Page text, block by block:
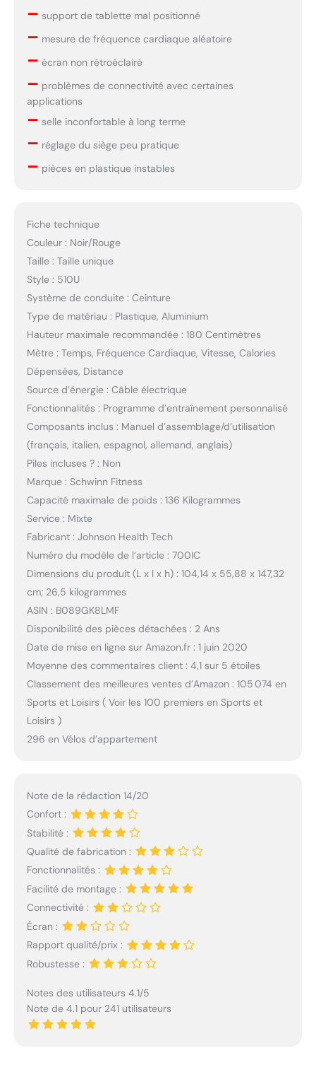
– support de tablette mal positionné
– mesure de fréquence cardiaque aléatoire
– écran non rétroéclairé
– problèmes de connectivité avec certaines
applications
– selle inconfortable à long terme
– réglage du siège peu pratique
– pièces en plastique instables
Fiche technique
Couleur : Noir/Rouge
Taille : Taille unique
Style : 510U
Système de conduite : Ceinture
Type de matériau : Plastique, Aluminium
Hauteur maximale recommandée : 180 Centimètres
Mètre : Temps, Fréquence Cardiaque, Vitesse, Calories
Dépensées, Distance
Source d’énergie : Câble électrique
Fonctionnalités : Programme d’entraînement personnalisé
Composants inclus : Manuel d’assemblage/d’utilisation
(français, italien, espagnol, allemand, anglais)
Piles incluses ? : Non
Marque : Schwinn Fitness
Capacité maximale de poids : 136 Kilogrammes
Service : Mixte
Fabricant : Johnson Health Tech
Numéro du modèle de l’article : 700IC
Dimensions du produit (L x l x h) : 104,14 x 55,88 x 147,32
cm; 26,5 kilogrammes
ASIN : B089GK8LMF
Disponibilité des pièces détachées : 2 Ans
Date de mise en ligne sur Amazon.fr : 1 juin 2020
Moyenne des commentaires client : 4,1 sur 5 étoiles
Classement des meilleures ventes d’Amazon : 105 074 en
Sports et Loisirs ( Voir les 100 premiers en Sports et
Loisirs )
296 en Vélos d’appartement
Note de la rédaction 14/20
Confort :
Stabilité :
Qualité de fabrication :
Fonctionnalités :
Facilité de montage :
Connectivité :
Écran :
Rapport qualité/prix :
Robustesse :
Notes des utilisateurs 4.1/5
Note de 4.1 pour 241 utilisateurs